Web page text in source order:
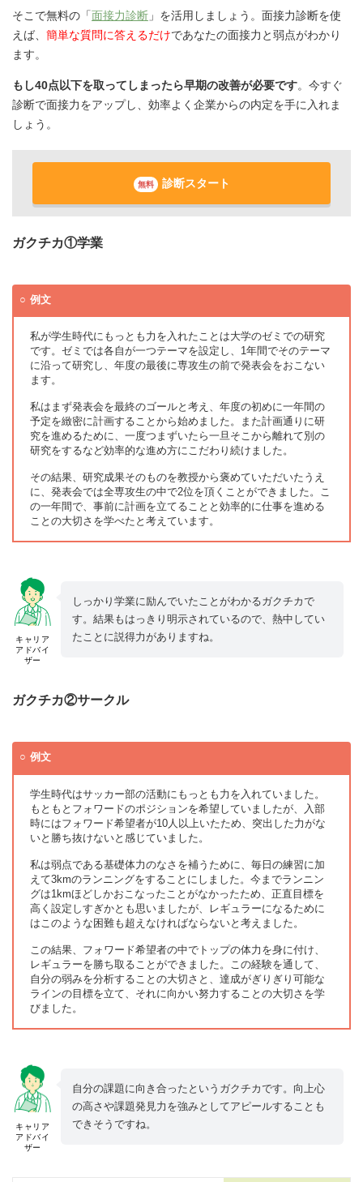
そこで無料の「面接力診断 」を活用しましょう。面接力診断を使
えば、 簡単な質問に答えるだけであなたの面接力と弱点がわかり
ます。
もし40点以下を取ってしまったら早期の改善が必要です。今すぐ
診断で面接力をアップし、効率よく企業からの内定を手に入れま
しょう。
無料 診断スタート
ガクチカ①学業
例文
私が学生時代にもっとも力を入れたことは大学のゼミでの研究
です。ゼミでは各自が一つテーマを設定し、1年間でそのテーマ
に沿って研究し、年度の最後に専攻生の前で発表会をおこない
ます。
私はまず発表会を最終のゴールと考え、年度の初めに一年間の
予定を緻密に計画することから始めました。また計画通りに研
究を進めるために、一度つまずいたら一旦そこから離れて別の
研究をするなど効率的な進め方にこだわり続けました。
その結果、研究成果そのものを教授から褒めていただいたうえ
に、発表会では全専攻生の中で2位を頂くことができました。こ
の一年間で、事前に計画を立てることと効率的に仕事を進める
ことの大切さを学べたと考えています。
キャリア
アドバイ
ザー
しっかり学業に励んでいたことがわかるガクチカで
す。結果もはっきり明示されているので、熱中してい
たことに説得力がありますね。
ガクチカ②サークル
例文
学生時代はサッカー部の活動にもっとも力を入れていました。
もともとフォワードのポジションを希望していましたが、入部
時にはフォワード希望者が10人以上いたため、突出した力がな
いと勝ち抜けないと感じていました。
私は弱点である基礎体力のなさを補うために、毎日の練習に加
えて3kmのランニングをすることにしました。今までランニン
グは1kmほどしかおこなったことがなかったため、正直目標を
高く設定しすぎかとも思いましたが、レギュラーになるために
はこのような困難も超えなければならないと考えました。
この結果、フォワード希望者の中でトップの体力を身に付け、
レギュラーを勝ち取ることができました。この経験を通して、
自分の弱みを分析することの大切さと、達成がぎりぎり可能な
ラインの目標を立て、それに向かい努力することの大切さを学
びました。
キャリア
アドバイ
ザー
自分の課題に向き合ったというガクチカです。向上心
の高さや課題発見力を強みとしてアピールすることも
できそうですね。